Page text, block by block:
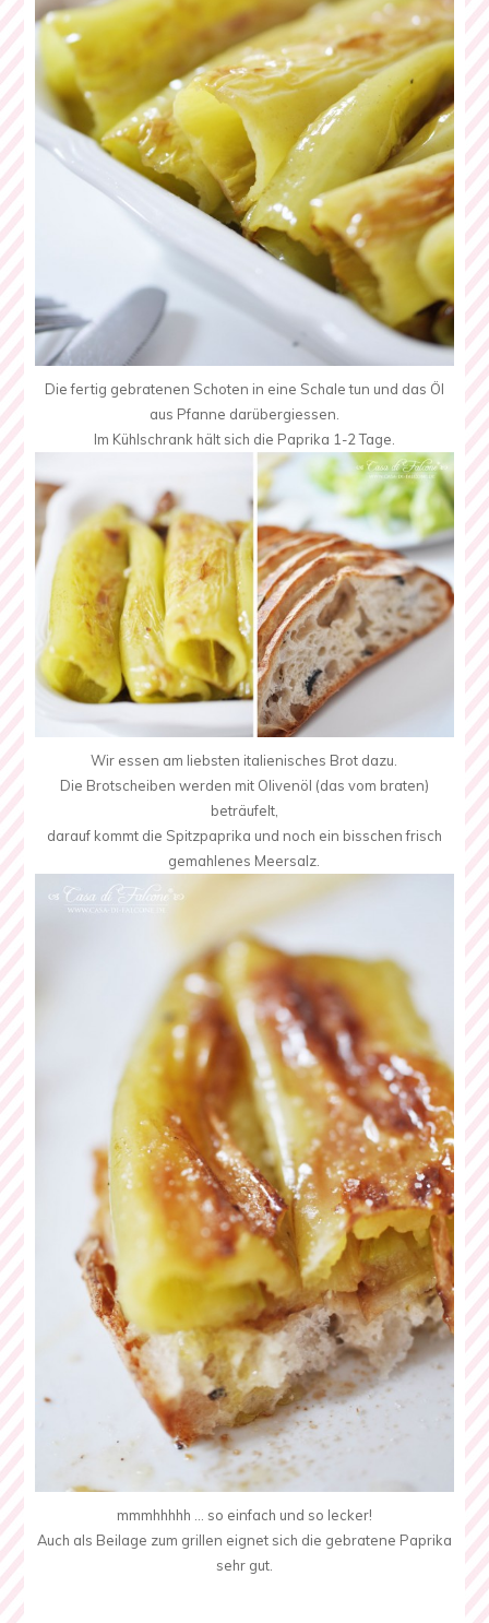
Die fertig gebratenen Schoten in eine Schale tun und das Öl
aus Pfanne darübergiessen.
Im Kühlschrank hält sich die Paprika 1-2 Tage.
Wir essen am liebsten italienisches Brot dazu.
Die Brotscheiben werden mit Olivenöl (das vom braten)
beträufelt,
darauf kommt die Spitzpaprika und noch ein bisschen frisch
gemahlenes Meersalz.
mmmhhhhh … so einfach und so lecker!
Auch als Beilage zum grillen eignet sich die gebratene Paprika
sehr gut.